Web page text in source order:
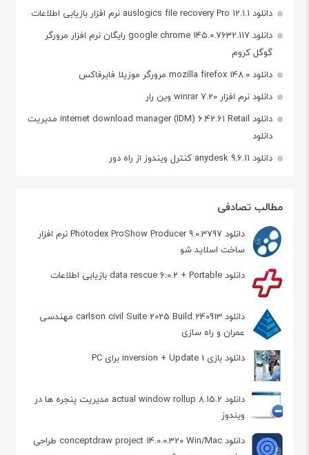
دانلود auslogics file recovery Pro 12.1.1 نرم افزار بازیابی اطلاعات
دانلود google chrome 145.0.7632.117 رایگان نرم افزار مرورگر
گوگل کروم
دانلود mozilla firefox 148.0 مرورگر موزیلا فایرفاکس
دانلود نرم افزار winrar 7.20 وین رار
دانلود internet download manager (IDM) 6.42.61 Retail مدیریت
دانلود
دانلود anydesk 9.6.11 کنترل ویندوز از راه دور
مطالب تصادفی
دانلود Photodex ProShow Producer 9.0.3797 نرم افزار
ساخت اسلاید شو
دانلود data rescue 6.0.2 + Portable بازیابی اطلاعات
دانلود carlson civil Suite 2025 Build 240913 مهندسی
عمران و راه‌ سازی
دانلود بازی inversion + Update 1 برای PC
دانلود actual window rollup 8.15.2 مدیریت پنجره ها در
ویندوز
دانلود conceptdraw project 14.0.0.320 Win/Mac طراحی